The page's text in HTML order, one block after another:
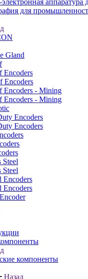
аппаратура
для
Gland
Encoders
Encoders
Encoders - Mining
Encoders - Mining
Encoders
Encoders
Steel
Steel
Encoders
Encoders
компоненты
Назад